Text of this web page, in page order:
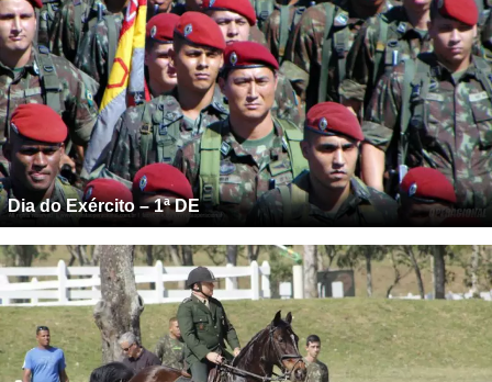
Dia do Exército – 1ª DE